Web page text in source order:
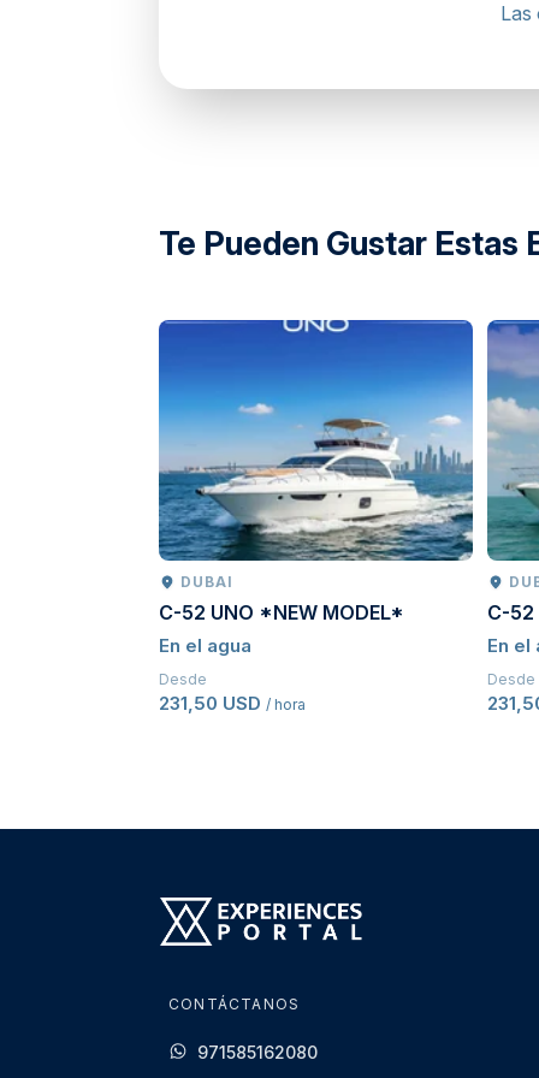
Las
Te Pueden Gustar Estas
DUBAI
C-52 UNO *NEW MODEL*
En el agua
Desde
231,50 USD / hora
C-52
En el
Desde
CONTÁCTANOS
971585162080